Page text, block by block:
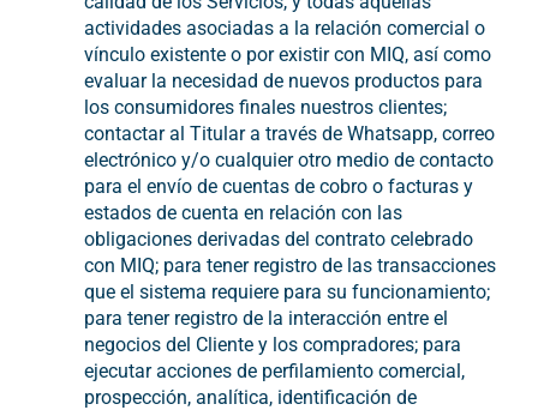
actividades asociadas a la relación comercial o
vínculo existente o por existir con MIQ, así como
evaluar la necesidad de nuevos productos para
los consumidores finales nuestros clientes;
contactar al Titular a través de Whatsapp, correo
electrónico y/o cualquier otro medio de contacto
para el envío de cuentas de cobro o facturas y
estados de cuenta en relación con las
obligaciones derivadas del contrato celebrado
con MIQ; para tener registro de las transacciones
que el sistema requiere para su funcionamiento;
para tener registro de la interacción entre el
negocios del Cliente y los compradores; para
ejecutar acciones de perfilamiento comercial,
prospección, analítica, identificación de